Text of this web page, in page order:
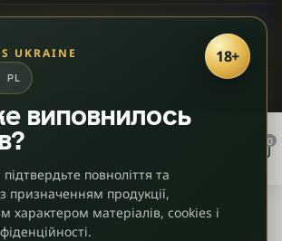
ПРОСИМО ДО НАШОГО ЧАТУ!
0
Version) Фото Fast Version
18+
UKRAINE
PL
виповнилось
повноліття та
призначенням продукції,
характером матеріалів, cookies і